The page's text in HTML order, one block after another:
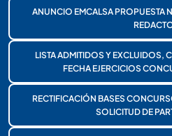
ANUNCIO EMCALSA PROPUESTA
LISTA ADMITIDOS Y EXCLUIDOS,
FECHA EJERCICIOS
RECTIFICACIÓN BASES
SOLICITUD DE